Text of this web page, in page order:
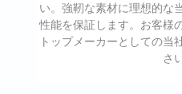
い。強靭な素材に理想的な
性能を保証します。お客様
トップメーカーとしての当
さ